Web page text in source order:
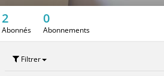
2
Abonnés
0
Abonnements
Filtrer